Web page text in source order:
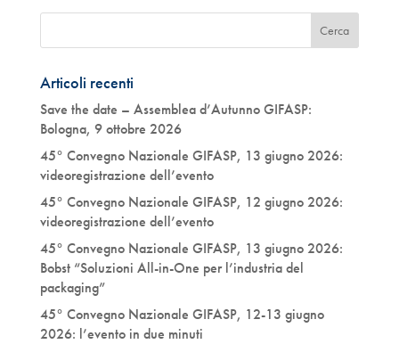
Articoli recenti
Save the date – Assemblea d’Autunno GIFASP:
Bologna, 9 ottobre 2026
45° Convegno Nazionale GIFASP, 13 giugno 2026:
videoregistrazione dell’evento
45° Convegno Nazionale GIFASP, 12 giugno 2026:
videoregistrazione dell’evento
45° Convegno Nazionale GIFASP, 13 giugno 2026:
Bobst “Soluzioni All-in-One per l’industria del
packaging”
45° Convegno Nazionale GIFASP, 12-13 giugno
2026: l’evento in due minuti